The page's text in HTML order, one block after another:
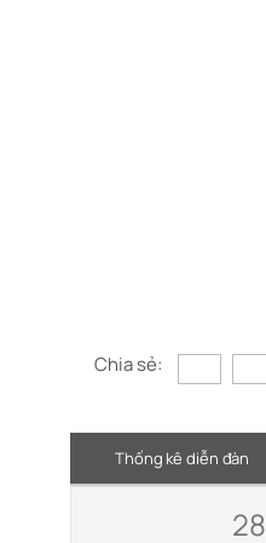
Chia sẻ:
Thống kê diễn đàn
28